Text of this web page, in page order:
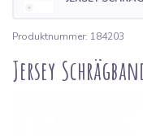
Produktnummer: 184203
Jersey